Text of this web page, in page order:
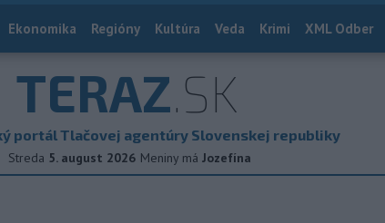
Ekonomika Regióny Kultúra Veda Krimi XML Odber
TERAZ.SK
portál Tlačovej agentúry Slovenskej republiky
Streda 5. august 2026 Meniny má Jozefína